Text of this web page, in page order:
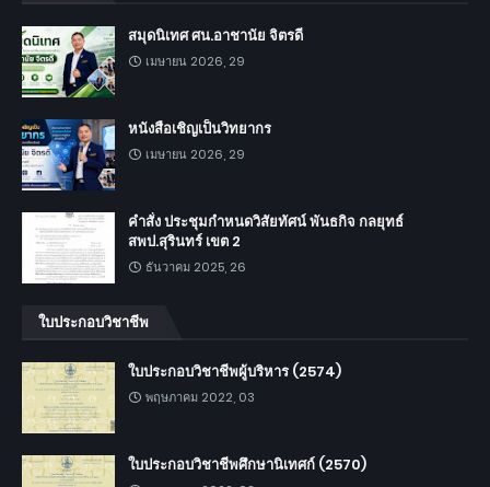
สมุดนิเทศ ศน.อาชานัย จิตรดี
เมษายน 2026, 29
หนังสือเชิญเป็นวิทยากร
เมษายน 2026, 29
คำสั่ง ประชุมกำหนดวิสัยทัศน์ พันธกิจ กลยุทธ์
สพป.สุรินทร์ เขต 2
ธันวาคม 2025, 26
ใบประกอบวิชาชีพ
ใบประกอบวิชาชีพผู้บริหาร (2574)
พฤษภาคม 2022, 03
ใบประกอบวิชาชีพศึกษานิเทศก์ (2570)